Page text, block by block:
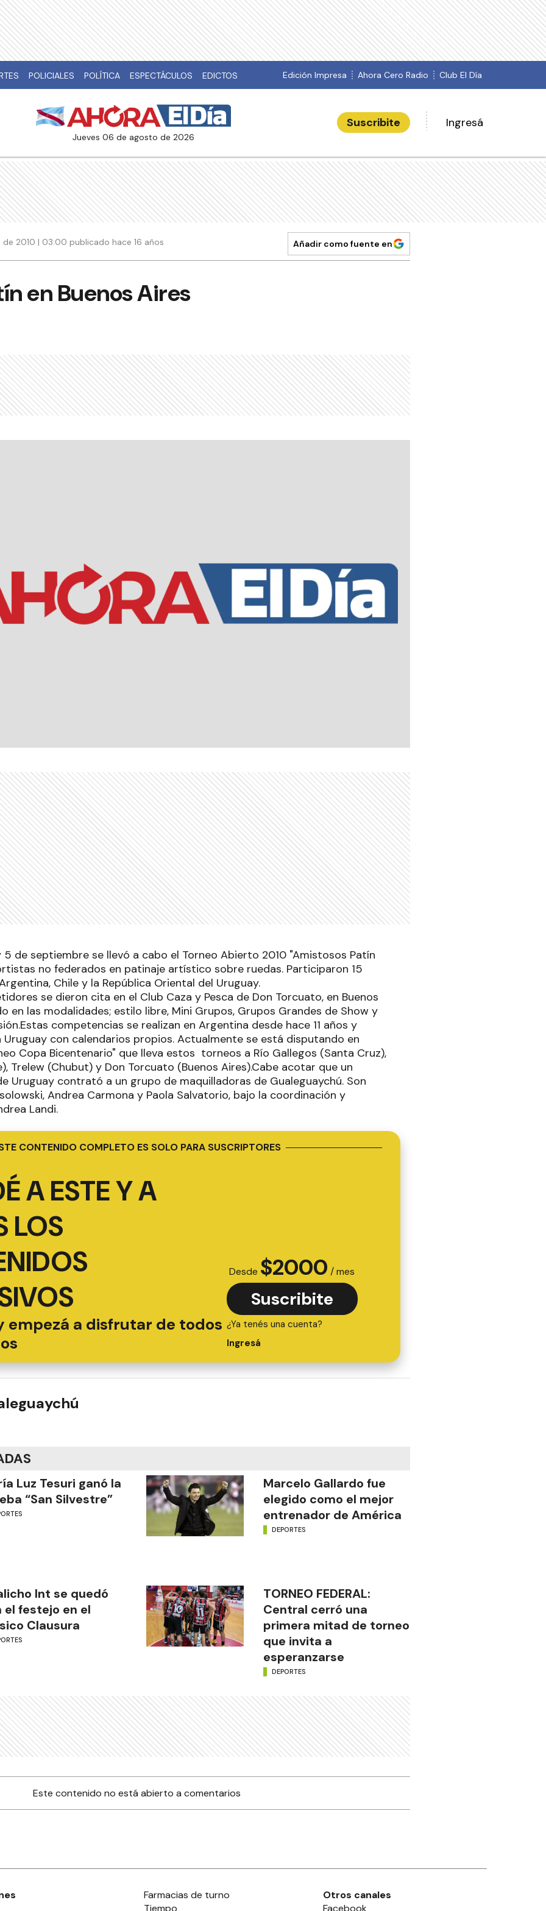
POLICIALES POLÍTICA ESPECTÁCULOS EDICTOS Edición Impresa Ahora Cero Radio Club El Día
jueves 06 de agosto de 2026
Suscribite Ingresá
de 2010 | 03:00 publicado hace 16 años Añadir como fuente en
en Buenos Aires
de septiembre se llevó a cabo el Torneo Abierto 2010 "Amistosos Patín
no federados en patinaje artístico sobre ruedas. Participaron 15
Chile y la República Oriental del Uruguay.
se dieron cita en el Club Caza y Pesca de Don Torcuato, en Buenos
en las modalidades; estilo libre, Mini Grupos, Grupos Grandes de Show y
competencias se realizan en Argentina desde hace 11 años y
con calendarios propios. Actualmente se está disputando en
Copa Bicentenario" que lleva estos torneos a Río Gallegos (Santa Cruz),
Trelew (Chubut) y Don Torcuato (Buenos Aires).Cabe acotar que un
Uruguay contrató a un grupo de maquilladoras de Gualeguaychú. Son
Andrea Carmona y Paola Salvatorio, bajo la coordinación y
Landi.
CONTENIDO COMPLETO ES SOLO PARA SUSCRIPTORES
A ESTE Y A
LOS
empezá a disfrutar de todos
Desde $2000 / mes
Suscribite
¿Ya tenés una cuenta?
Ingresá
Luz Tesuri ganó la
“San Silvestre”
Marcelo Gallardo fue
elegido como el mejor
entrenador de América
DEPORTES
Int se quedó
el festejo en el
Clausura
TORNEO FEDERAL:
Central cerró una
primera mitad de torneo
que invita a
esperanzarse
DEPORTES
Este contenido no está abierto a comentarios
Farmacias de turno
Tiempo
Otros canales
Facebook